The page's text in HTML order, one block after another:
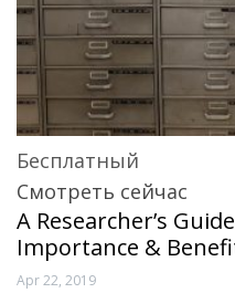
Бесплатный
Смотреть сейчас
A Researcher’s
Importance &
Apr 22, 2019